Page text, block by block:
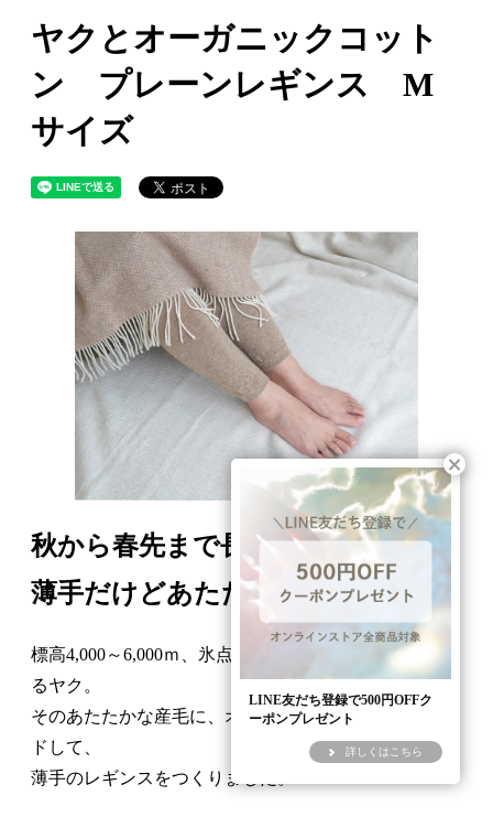
ヤクとオーガニックコット
ン プレーンレギンス M
サイズ
秋から春先まで長く使える
薄手だけどあたたかいレギンス。
標高4,000～6,000ｍ、氷点下30℃の厳しい環境に生息す
るヤク。
そのあたたかな産毛に、オーガニック超長綿をブレン
ドして、
薄手のレギンスをつくりました。
LINE友だち登録で500円OFFク
ーポンプレゼント
詳しくはこちら